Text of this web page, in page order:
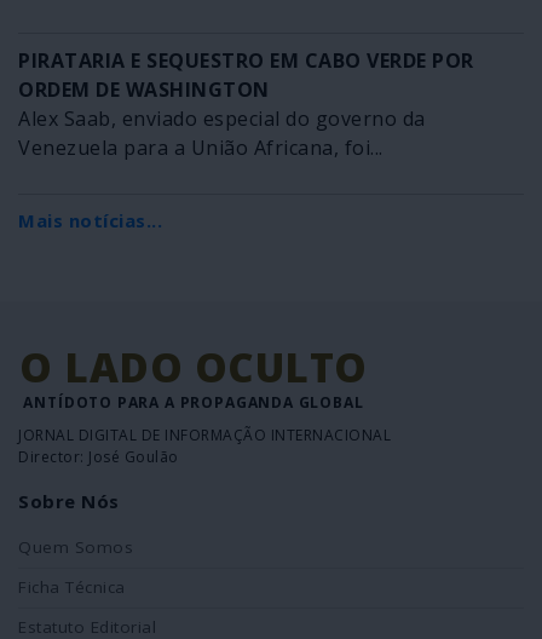
PIRATARIA E SEQUESTRO EM CABO VERDE POR
ORDEM DE WASHINGTON
Alex Saab, enviado especial do governo da
Venezuela para a União Africana, foi...
Mais notícias...
O LADO OCULTO
ANTÍDOTO PARA A PROPAGANDA GLOBAL
JORNAL DIGITAL DE INFORMAÇÃO INTERNACIONAL
Director: José Goulão
Sobre Nós
Quem Somos
Ficha Técnica
Estatuto Editorial